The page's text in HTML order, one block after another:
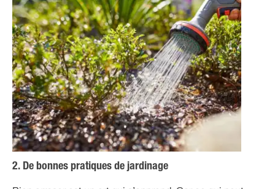
2. De bonnes pratiques de jardinage